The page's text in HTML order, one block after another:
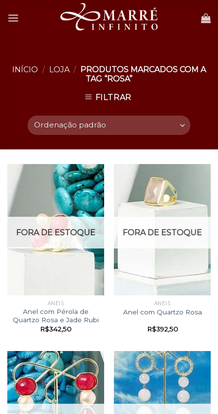
INÍCIO / LOJA / PRODUTOS MARCADOS COM A
TAG “ROSA”
FILTRAR
FORA DE ESTOQUE
ANÉIS
Anel com Pérola de
Quartzo Rosa e Jade Rubi
R$342,50
FORA DE ESTOQUE
ANÉIS
Anel com Quartzo Rosa
R$392,50